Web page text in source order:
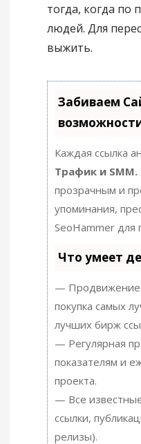
тогда, когда по
людей. Для
выжить.
Забиваем
Каждая ссылка
Трафик и SMM.
прозрачным и
упоминания,
SeoHammer для
Что умеет
— Продвижение
покупка самых
лучших бирж
— Регулярная
показателям и
проекта.
— Все
ссылки,
релизы).